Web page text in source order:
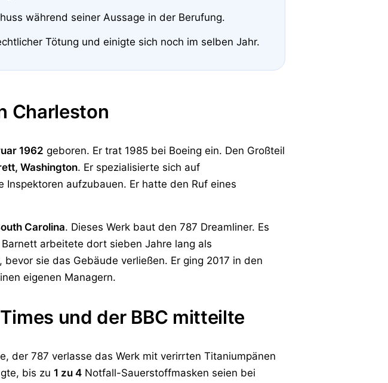
während seiner Aussage in der Berufung.
Tötung und einigte sich noch im selben Jahr.
Charleston
1962 geboren. Er trat 1985 bei Boeing ein. Den Großteil
Washington. Er spezialisierte sich auf
aufzubauen. Er hatte den Ruf eines
Carolina. Dieses Werk baut den 787 Dreamliner. Es
arbeitete dort sieben Jahre lang als
sie das Gebäude verließen. Er ging 2017 in den
eigenen Managern.
und der BBC mitteilte
der 787 verlasse das Werk mit verirrten Titaniumpänen
bis zu 1 zu 4 Notfall-Sauerstoffmasken seien bei